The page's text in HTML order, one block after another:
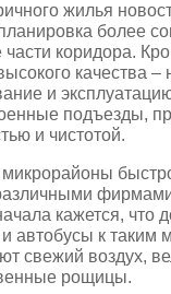
жилья
более
части коридора.
качества
и
подъезды,
и чистотой.
кажется, что
и автобусы к
свежий воздух,
рощицы.